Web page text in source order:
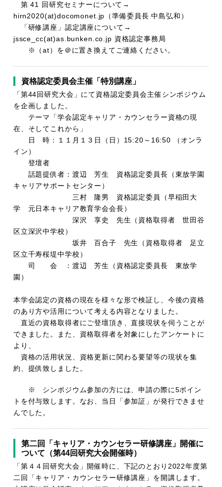
第 41 回研究セミナーについて→
hirn2020(at)docomonet.jp（準備委員長 中島弘和）
「研修講座」認定講座について→
jssce_cc(at)as.bunken.co.jp 資格認定事務局
※（at）を＠に置き換えてご連絡ください。
資格認定委員会主催「特別講座」
「第44回研究大会」にて資格認定委員会主催シンポジウム
を企画しました。
テーマ「学会認定キャリア・カウンセラー資格の現
在、そしてこれから」
日 時：１１月１３日（日）15:20～16:50 （オンラ
イン）
登壇者
話題提供者：渡辺 芳生 資格認定委員長（東放学園
キャリアサポートセンター）
三村 隆男 資格認定委員（早稲田大
学 元日本キャリア教育学会会長）
深沢 享史 先生（資格取得者 世田谷
区立深沢中学校）
坂井 百合子 先生（資格取得者 足立
区立千寿桜堤中学校）
司 会 ：渡辺 芳生（資格認定委員長 東放学
園）
本学会認定の資格の現在を様々な形で検証し、今後の資格
のあり方や活用について考える内容となりました。
直近の資格取得者にご登壇頂き、直接現状を伺うことが
できました。また、資格取得者を対象にしたアンケートに
より、
資格の活用状況、資格更新に関わる要望等の現状を集
約、提供致しました。
※ シンポジウム参加の方には、申請の際に5ポイン
トを付与致します。なお、当日「参加証」が発行できませ
んでした。
第二回「キャリア・カウンセラー研修講座」開催に
ついて（第44回研究大会開催時）
「第４４回研究大会」開催時に、下記のとおり2022年度第
二回「キャリア・カウンセラー研修講座」を開講します。